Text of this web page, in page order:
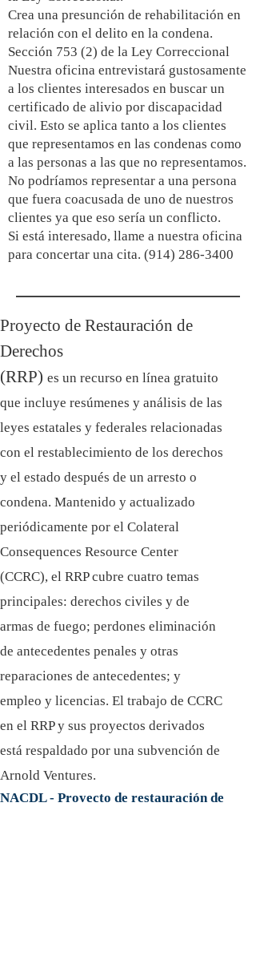
Crea una presunción de rehabilitación en
relación con el delito en la condena.
Sección 753 (2) de la Ley Correccional
Nuestra oficina entrevistará gustosamente
a los clientes interesados en buscar un
certificado de alivio por discapacidad
civil. Esto se aplica tanto a los clientes
que representamos en las condenas como
a las personas a las que no representamos.
No podríamos representar a una persona
que fuera coacusada de uno de nuestros
clientes ya que eso sería un conflicto.
Si está interesado, llame a nuestra oficina
para concertar una cita. (914) 286-3400
Proyecto de Restauración de
Derechos
(RRP) es un recurso en línea gratuito
que incluye resúmenes y análisis de las
leyes estatales y federales relacionadas
con el restablecimiento de los derechos
y el estado después de un arresto o
condena. Mantenido y actualizado
periódicamente por el Colateral
Consequences Resource Center
(CCRC), el RRP cubre cuatro temas
principales: derechos civiles y de
armas de fuego; perdones eliminación
de antecedentes penales y otras
reparaciones de antecedentes; y
empleo y licencias. El trabajo de CCRC
en el RRP y sus proyectos derivados
está respaldado por una subvención de
Arnold Ventures.
NACDL - Proyecto de restauración de